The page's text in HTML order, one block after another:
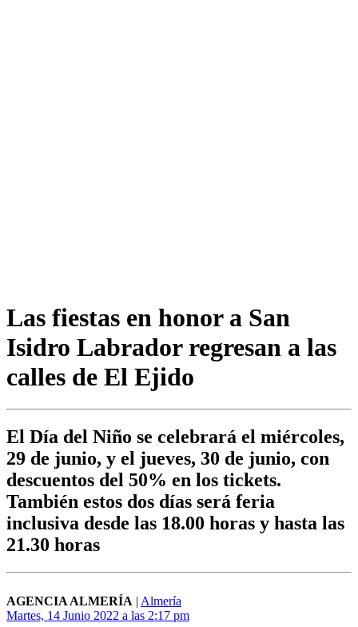
Las fiestas en honor a San
Isidro Labrador regresan a las
calles de El Ejido
El Día del Niño se celebrará el miércoles,
29 de junio, y el jueves, 30 de junio, con
descuentos del 50% en los tickets.
También estos dos días será feria
inclusiva desde las 18.00 horas y hasta las
21.30 horas
AGENCIA ALMERÍA | Almería
Martes, 14 Junio 2022 a las 2:17 pm